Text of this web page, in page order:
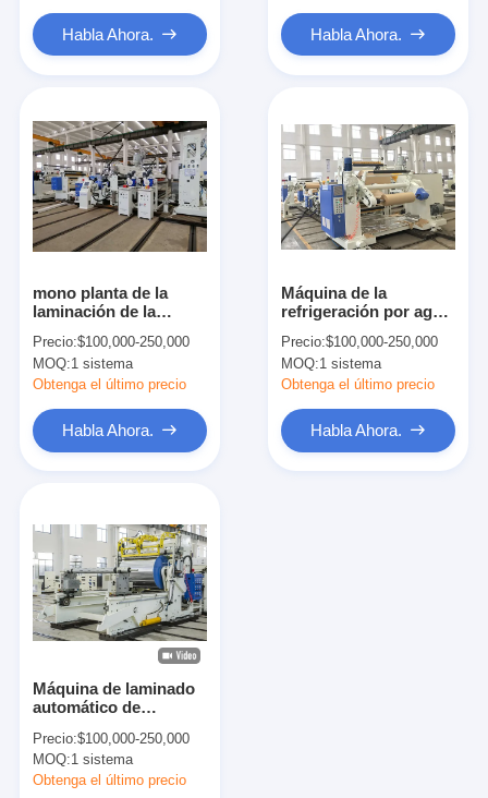
Productos
Sobre nosotros
Viaje de la fábrica
Noticias
Máquina de capa de la laminación de la protuberancia
máquina que lamina de la película
máquina plástica de la laminación
Máquina de la laminación de la capa
Máquina de capa de la protuberancia
máquina de recubrimiento de papel
Habla Ahora. Habla Ahora.
mono planta de la
laminación de la
papel de rollo de los
45μM 1400m m
Precio:$100,000-250,000
MOQ:1 sistema
Obtenga el último precio
Habla Ahora.
Máquina de la
refrigeración por agua
Single Side Extruder
Lamination del rollo
Precio:$100,000-250,000
MOQ:1 sistema
Obtenga el último precio
Habla Ahora.
Máquina de laminado
automático de
de doble cara 200
m/min
Precio:$100,000-250,000
MOQ:1 sistema
Obtenga el último precio